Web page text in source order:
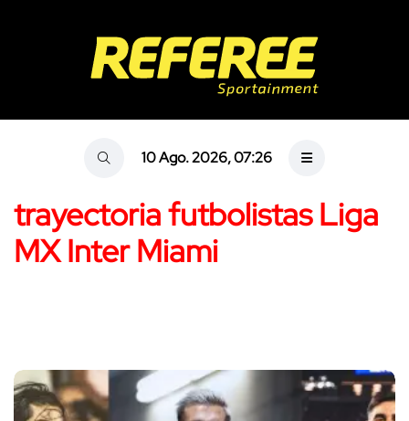
10 Ago. 2026, 07:26
trayectoria futbolistas Liga
MX Inter Miami